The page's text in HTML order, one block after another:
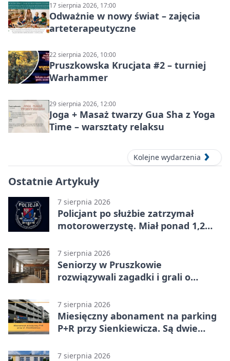
17 sierpnia 2026, 17:00
Odważnie w nowy świat – zajęcia
arteterapeutyczne
22 sierpnia 2026, 10:00
Pruszkowska Krucjata #2 – turniej
Warhammer
29 sierpnia 2026, 12:00
Joga + Masaż twarzy Gua Sha z Yoga
Time – warsztaty relaksu
Kolejne wydarzenia
Ostatnie Artykuły
7 sierpnia 2026
Policjant po służbie zatrzymał
motorowerzystę. Miał ponad 1,2
7 sierpnia 2026
Seniorzy w Pruszkowie
rozwiązywali zagadki i grali o
7 sierpnia 2026
Miesięczny abonament na parking
P+R przy Sienkiewicza. Są dwie
7 sierpnia 2026